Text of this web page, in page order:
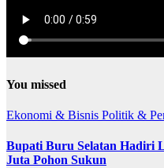
You missed
Ekonomi & Bisnis Politik &
Bupati Buru Selatan Hadiri
Juta Pohon Sukun